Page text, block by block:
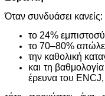
Όταν συνδυάσει κανείς:
το 24%
το 70–80%
την καθολική
και τη
έρευνα του ENCJ,